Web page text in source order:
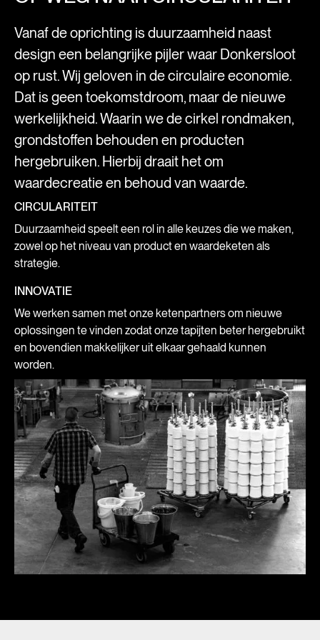
Vanaf de oprichting is duurzaamheid naast
design een belangrijke pijler waar Donkersloot
op rust. Wij geloven in de circulaire economie.
Dat is geen toekomstdroom, maar de nieuwe
werkelijkheid. Waarin we de cirkel rondmaken,
grondstoffen behouden en producten
hergebruiken. Hierbij draait het om
waardecreatie en behoud van waarde.
CIRCULARITEIT
Duurzaamheid speelt een rol in alle keuzes die we maken,
zowel op het niveau van product en waardeketen als
strategie.
INNOVATIE
We werken samen met onze ketenpartners om nieuwe
oplossingen te vinden zodat onze tapijten beter hergebruikt
en bovendien makkelijker uit elkaar gehaald kunnen
worden.